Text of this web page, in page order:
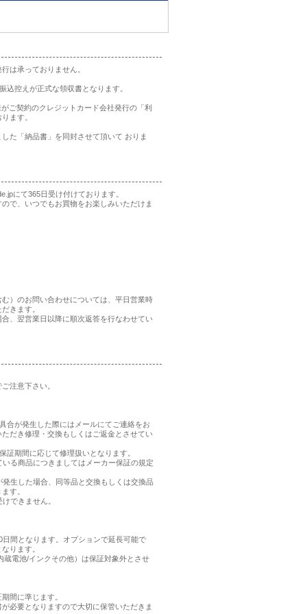
は承っておりません。
込控えが正式な領収書となります。
ご契約のクレジットカード会社発行の「利
ます。
た「納品書」を同封させて頂いて おりま
にて365日受け付けております。
で、いつでもお買物をお楽しみいただけま
）のお問い合わせについては、平日営業時
きます。
、翌営業日以降に順次返答を行なわせてい
注意下さい。
合が発生した際にはメールにてご連絡をお
だき修理・交換もしくはご返金とさせてい
証期間に応じて修理扱いとなります。
る商品につきましてはメーカー保証の規定
生した場合、同等品と交換もしくは交換品
す。
できません。
間となります。オプションで延長可能で
ります。
電池/インクその他）は保証対象外とさせ
間に準じます。
必要となりますので大切に保管いただきま